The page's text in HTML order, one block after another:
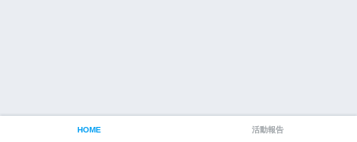
HOME 活動報告